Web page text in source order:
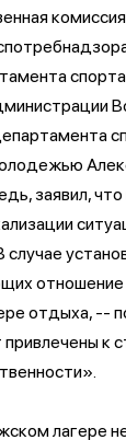
спорта
заявил,
отношение
отдыха, --
к
лагере